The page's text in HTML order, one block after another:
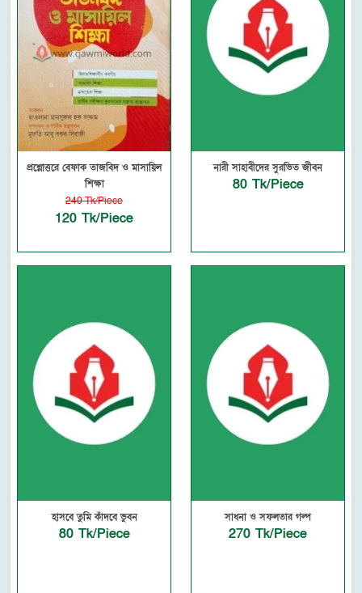
প্রশ্নোত্তরে বেফাক তাজবিদ ও মাসায়িল
শিক্ষা
240 Tk/Piece
120 Tk/Piece
নারী সাহাবীদের সুরভিত জীবন
80 Tk/Piece
হাসবে তুমি কাঁদবে ভুবন
80 Tk/Piece
সাধনা ও সফলতার গল্প
270 Tk/Piece